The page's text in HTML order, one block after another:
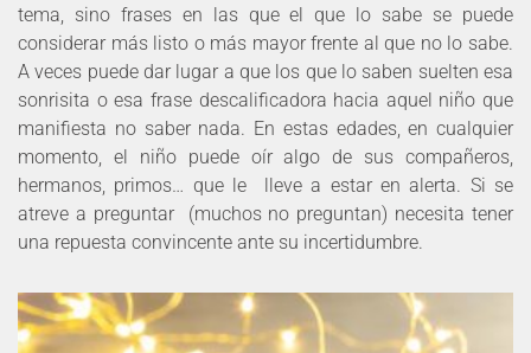
tema, sino frases en las que el que lo sabe se puede
considerar más listo o más mayor frente al que no lo sabe.
A veces puede dar lugar a que los que lo saben suelten esa
sonrisita o esa frase descalificadora hacia aquel niño que
manifiesta no saber nada. En estas edades, en cualquier
momento, el niño puede oír algo de sus compañeros,
hermanos, primos… que le lleve a estar en alerta. Si se
atreve a preguntar (muchos no preguntan) necesita tener
una repuesta convincente ante su incertidumbre.